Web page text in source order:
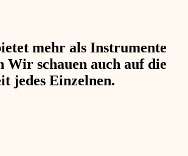
mehr als Instrumente
Wir schauen auch auf die
jedes Einzelnen.